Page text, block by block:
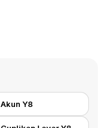
Akun Y8